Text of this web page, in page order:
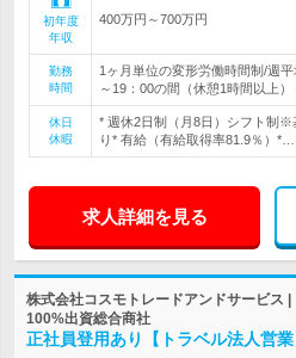
初年度
年収
400万円～700万円
勤務
時間
1ヶ月単位の変形労働時間制/週
～19：00の間（休憩1時間以上）
休日
休暇
* 週休2日制（月8日）シフト制
り* 有給（有給取得率81.9％）*…
求人詳細を見る
株式会社コスモトレードアンドサービス
100%出資総合商社
正社員登用あり【トラベル法人営